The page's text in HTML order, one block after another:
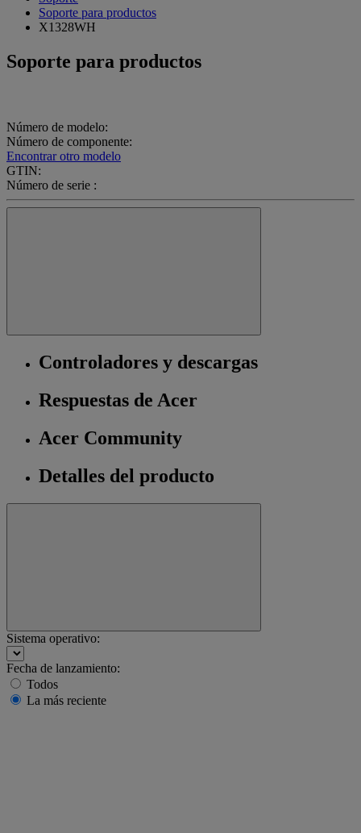
Soporte para productos
X1328WH
Soporte para productos
Número de modelo:
Número de componente:
Encontrar otro modelo
GTIN:
Número de serie :
Controladores y descargas
Respuestas de Acer
Acer Community
Detalles del producto
Sistema operativo:
Fecha de lanzamiento:
Todos
La más reciente